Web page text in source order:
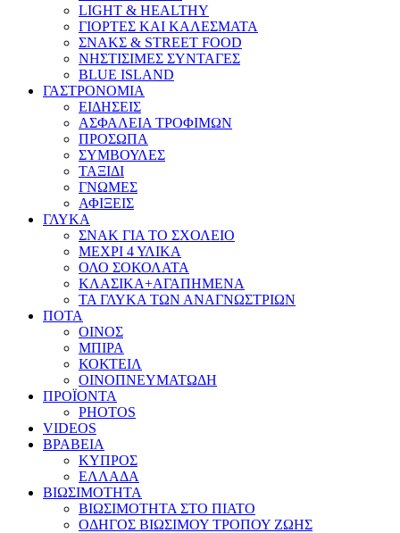
LIGHT & HEALTHY
ΓΙΟΡΤΕΣ ΚΑΙ ΚΑΛΕΣΜΑΤΑ
ΣΝΑΚΣ & STREET FOOD
ΝΗΣΤΙΣΙΜΕΣ ΣΥΝΤΑΓΕΣ
BLUE ISLAND
ΓΑΣΤΡΟΝΟΜΙΑ
ΕΙΔΗΣΕΙΣ
ΑΣΦΑΛΕΙΑ ΤΡΟΦΙΜΩΝ
ΠΡΟΣΩΠΑ
ΣΥΜΒΟΥΛΕΣ
ΤΑΞΙΔΙ
ΓΝΩΜΕΣ
ΑΦΙΞΕΙΣ
ΓΛΥΚΑ
ΣΝΑΚ ΓΙΑ ΤΟ ΣΧΟΛΕΙΟ
ΜΕΧΡΙ 4 ΥΛΙΚΑ
ΟΛΟ ΣΟΚΟΛΑΤΑ
ΚΛΑΣΙΚΑ+ΑΓΑΠΗΜΕΝΑ
ΤΑ ΓΛΥΚΑ ΤΩΝ ΑΝΑΓΝΩΣΤΡΙΩΝ
ΠΟΤΑ
ΟΙΝΟΣ
ΜΠΙΡΑ
ΚΟΚΤΕΙΛ
ΟΙΝΟΠΝΕΥΜΑΤΩΔΗ
ΠΡΟΪΟΝΤΑ
PHOTOS
VIDEOS
ΒΡΑΒΕΙΑ
ΚΥΠΡΟΣ
ΕΛΛΑΔΑ
ΒΙΩΣΙΜΟΤΗΤΑ
ΒΙΩΣΙΜΟΤΗΤΑ ΣΤΟ ΠΙΑΤΟ
ΟΔΗΓΟΣ ΒΙΩΣΙΜΟΥ ΤΡΟΠΟΥ ΖΩΗΣ